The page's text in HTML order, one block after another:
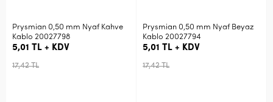
Prysmian 0,50 mm Nyaf Kahve
Kablo 20027798
5,01 TL + KDV
17,42 TL
Prysmian 0,50 mm Nyaf Beyaz
Kablo 20027794
5,01 TL + KDV
17,42 TL